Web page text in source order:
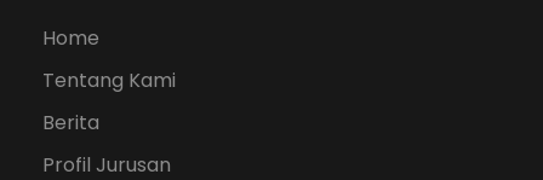
Home
Tentang Kami
Berita
Profil Jurusan